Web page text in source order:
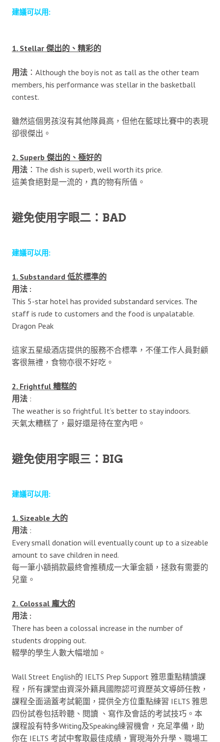
建議可以用:
1. Stellar 傑出的、精彩的
用法 ：Although the boy is not as tall as the other team
members, his performance was stellar in the basketball
contest.
雖然這個男孩沒有其他隊員高，但他在籃球比賽中的表現
卻很傑出。
2. Superb 傑出的、極好的
用法 ：The dish is superb, well worth its price.
這美食絕對是一流的，真的物有所值。
避免使用字眼二：BAD
建議可以用:
1. Substandard 低於標準的
用法 :
This 5-star hotel has provided substandard services. The
staff is rude to customers and the food is unpalatable.
Dragon Peak
這家五星級酒店提供的服務不合標準，不僅工作人員對顧
客很無禮，食物亦很不好吃。
2. Frightful 糟糕的
用法 :
The weather is so frightful. It’s better to stay indoors.
天氣太糟糕了，最好還是待在室內吧。
避免使用字眼三：BIG
建議可以用:
1. Sizeable 大的
用法 :
Every small donation will eventually count up to a sizeable
amount to save children in need.
每一筆小額捐款最終會推積成一大筆金額，拯救有需要的
兒童。
2. Colossal 龐大的
用法 :
There has been a colossal increase in the number of
students dropping out.
輟學的學生人數大幅增加。
Wall Street English的 IELTS Prep Support 雅思重點精讀課
程，所有課堂由資深外籍具國際認可資歷英文導師任教，
課程全面涵蓋考試範圍，提供全方位重點練習 IELTS 雅思
四份試卷包括聆聽、閱讀 、寫作及會話的考試技巧。本
課程設有特多Writing及Speaking練習機會，充足準備，助
你在 IELTS 考試中奪取最佳成績，實現海外升學、職場工